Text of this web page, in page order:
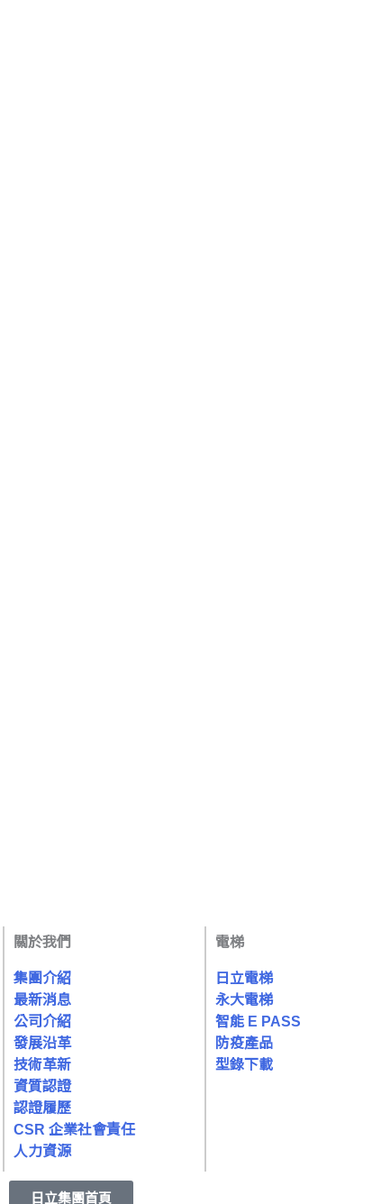
關於我們
集團介紹
最新消息
公司介紹
發展沿革
技術革新
資質認證
認證履歷
CSR 企業社會責任
人力資源
電梯
日立電梯
永大電梯
智能 E PASS
防疫產品
型錄下載
日立集團首頁